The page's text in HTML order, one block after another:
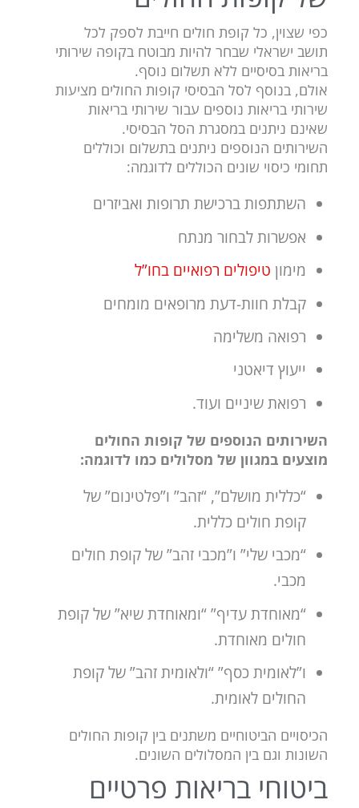
כפי שצוין, כל קופת חולים חייבת לספק לכל
תושב ישראלי שבחר להיות מבוטח בקופה שירותי
בריאות בסיסיים ללא תשלום נוסף.
אולם, בנוסף לסל הבסיסי קופות החולים מציעות
שירותי בריאות נוספים עבור שירותי בריאות
שאינם ניתנים במסגרת הסל הבסיסי.
השירותים הנוספים ניתנים בתשלום וכוללים
תחומי כיסוי שונים הכוללים לדוגמה:
השתתפות ברכישת תרופות ואביזרים
אפשרות לבחור מנתח
מימון טיפולים רפואיים בחו”ל
קבלת חוות-דעת מרופאים מומחים
רפואה משלימה
ייעוץ דיאטני
רפואת שיניים ועוד.
השירותים הנוספים של קופות החולים
מוצעים במגוון של מסלולים כמו לדוגמה:
“כללית מושלם”, “זהב” ו”פלטינום” של
קופת חולים כללית.
“מכבי שלי” ו”מכבי זהב” של קופת חולים
מכבי.
“מאוחדת עדיף” “ומאוחדת שיא” של קופת
חולים מאוחדת.
ו”לאומית כסף” “ולאומית זהב” של קופת
החולים לאומית.
הכיסויים הביטוחיים משתנים בין קופות החולים
השונות וגם בין המסלולים השונים.
ביטוחי בריאות פרטיים